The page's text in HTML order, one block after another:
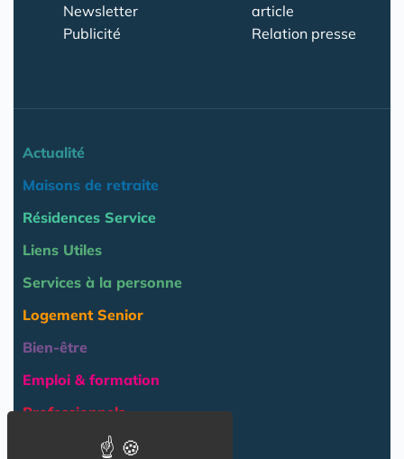
Newsletter
Publicité
article
Relation presse
Actualité
Maisons de retraite
Résidences Service
Liens Utiles
Services à la personne
Logement Senior
Bien-être
Emploi & formation
Professionnels
NOS AUTRES SITES :